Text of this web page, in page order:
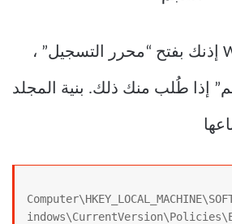
قد يطلب Windows إذنك بفتح “محرر التسجيل” ،
إذا طُلب منك ذلك. بنية المجلد